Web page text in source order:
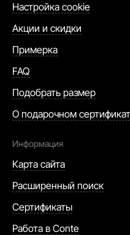
Настройка cookie
Акции и скидки
Примерка
FAQ
Подобрать размер
О подарочном
Информация
Карта сайта
Расширенный поиск
Сертификаты
Работа в Conte